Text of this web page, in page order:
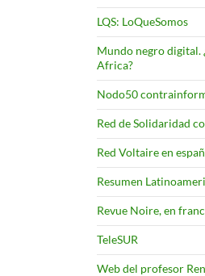
LQS: LoQueSomos
Mundo negro digital.
Africa?
Nodo50
Red de Solidaridad
Red Voltaire en
Resumen
Revue Noire, en
TeleSUR
Web del profesor